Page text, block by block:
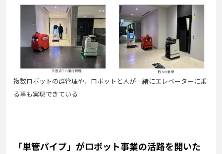
複数ロボットの群管理や、ロボットと人が一緒にエレベーターに乗
る事も実現できている
「単管パイプ」がロボット事業の活路を開いた